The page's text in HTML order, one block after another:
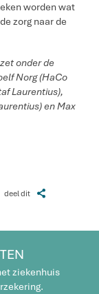
worden wat
zorg naar de
onder de
Norg (HaCo
Laurentius),
en Max
deel dit Z
ziekenhuis